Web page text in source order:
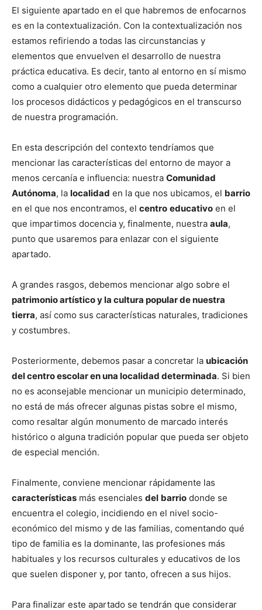
El siguiente apartado en el que habremos de enfocarnos
es en la contextualización. Con la contextualización nos
estamos refiriendo a todas las circunstancias y
elementos que envuelven el desarrollo de nuestra
práctica educativa. Es decir, tanto al entorno en sí mismo
como a cualquier otro elemento que pueda determinar
los procesos didácticos y pedagógicos en el transcurso
de nuestra programación.
En esta descripción del contexto tendríamos que
mencionar las características del entorno de mayor a
menos cercanía e influencia: nuestra Comunidad
Autónoma, la localidad en la que nos ubicamos, el barrio
en el que nos encontramos, el centro educativo en el
que impartimos docencia y, finalmente, nuestra aula,
punto que usaremos para enlazar con el siguiente
apartado.
A grandes rasgos, debemos mencionar algo sobre el
patrimonio artístico y la cultura popular de nuestra
tierra, así como sus características naturales, tradiciones
y costumbres.
Posteriormente, debemos pasar a concretar la ubicación
del centro escolar en una localidad determinada. Si bien
no es aconsejable mencionar un municipio determinado,
no está de más ofrecer algunas pistas sobre el mismo,
como resaltar algún monumento de marcado interés
histórico o alguna tradición popular que pueda ser objeto
de especial mención.
Finalmente, conviene mencionar rápidamente las
características más esenciales del barrio donde se
encuentra el colegio, incidiendo en el nivel socio-
económico del mismo y de las familias, comentando qué
tipo de familia es la dominante, las profesiones más
habituales y los recursos culturales y educativos de los
que suelen disponer y, por tanto, ofrecen a sus hijos.
Para finalizar este apartado se tendrán que considerar